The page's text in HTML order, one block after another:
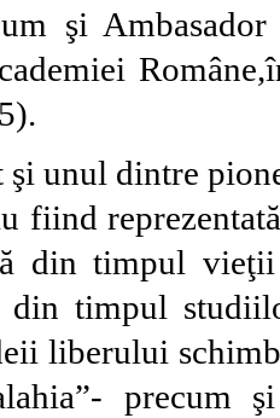
şi
şi unul dintre
fiind
din timpul
din timpul
liberului
precum